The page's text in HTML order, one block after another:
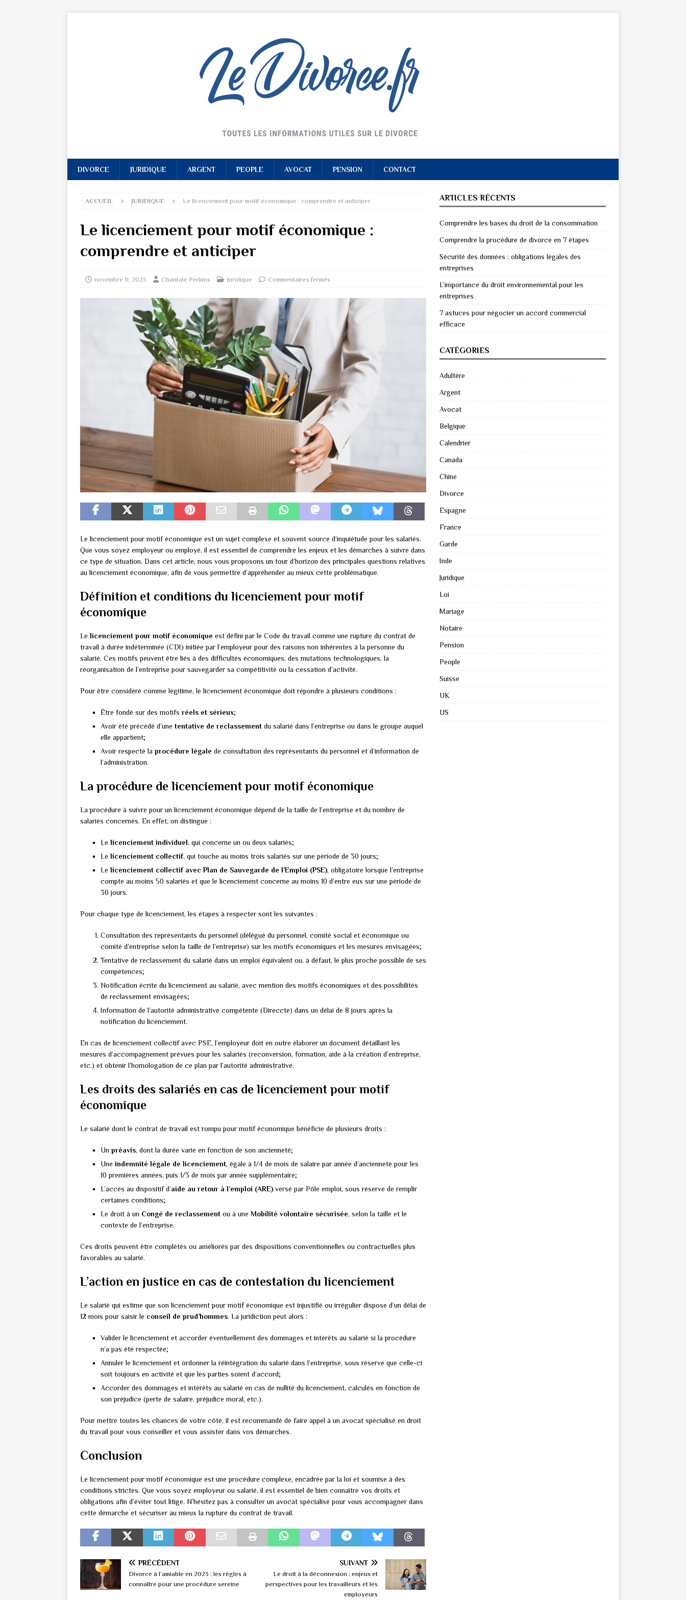
DIVORCE JURIDIQUE ARGENT PEOPLE AVOCAT PENSION CONTACT
ACCUEIL JURIDIQUE Le licenciement pour motif économique : comprendre et anticiper
Le licenciement pour motif économique :
comprendre et anticiper
novembre 11, 2023 Chantale Perkins Juridique Commentaires fermés
Le licenciement pour motif économique est un sujet complexe et souvent source d’inquiétude pour les salariés.
Que vous soyez employeur ou employé, il est essentiel de comprendre les enjeux et les démarches à suivre dans
ce type de situation. Dans cet article, nous vous proposons un tour d’horizon des principales questions relatives
au licenciement économique, afin de vous permettre d’appréhender au mieux cette problématique.
Définition et conditions du licenciement pour motif
économique
Le licenciement pour motif économique est défini par le Code du travail comme une rupture du contrat de
travail à durée indéterminée (CDI) initiée par l’employeur pour des raisons non inhérentes à la personne du
salarié. Ces motifs peuvent être liés à des difficultés économiques, des mutations technologiques, la
réorganisation de l’entreprise pour sauvegarder sa compétitivité ou la cessation d’activité.
Pour être considéré comme légitime, le licenciement économique doit répondre à plusieurs conditions :
Être fondé sur des motifs réels et sérieux;
Avoir été précédé d’une tentative de reclassement du salarié dans l’entreprise ou dans le groupe auquel
elle appartient;
Avoir respecté la procédure légale de consultation des représentants du personnel et d’information de
l’administration.
La procédure de licenciement pour motif économique
La procédure à suivre pour un licenciement économique dépend de la taille de l’entreprise et du nombre de
salariés concernés. En effet, on distingue :
Le licenciement individuel, qui concerne un ou deux salariés;
Le licenciement collectif, qui touche au moins trois salariés sur une période de 30 jours;
Le licenciement collectif avec Plan de Sauvegarde de l’Emploi (PSE), obligatoire lorsque l’entreprise
compte au moins 50 salariés et que le licenciement concerne au moins 10 d’entre eux sur une période de
30 jours.
Pour chaque type de licenciement, les étapes à respecter sont les suivantes :
Consultation des représentants du personnel (délégué du personnel, comité social et économique ou
comité d’entreprise selon la taille de l’entreprise) sur les motifs économiques et les mesures envisagées;
Tentative de reclassement du salarié dans un emploi équivalent ou, à défaut, le plus proche possible de ses
compétences;
Notification écrite du licenciement au salarié, avec mention des motifs économiques et des possibilités
de reclassement envisagées;
Information de l’autorité administrative compétente (Direccte) dans un délai de 8 jours après la
notification du licenciement.
En cas de licenciement collectif avec PSE, l’employeur doit en outre élaborer un document détaillant les
mesures d’accompagnement prévues pour les salariés (reconversion, formation, aide à la création d’entreprise,
etc.) et obtenir l’homologation de ce plan par l’autorité administrative.
Les droits des salariés en cas de licenciement pour motif
économique
Le salarié dont le contrat de travail est rompu pour motif économique bénéficie de plusieurs droits :
Un préavis, dont la durée varie en fonction de son ancienneté;
Une indemnité légale de licenciement, égale à 1/4 de mois de salaire par année d’ancienneté pour les
10 premières années, puis 1/3 de mois par année supplémentaire;
L’accès au dispositif d’aide au retour à l’emploi (ARE) versé par Pôle emploi, sous réserve de remplir
certaines conditions;
Le droit à un Congé de reclassement ou à une Mobilité volontaire sécurisée, selon la taille et le
contexte de l’entreprise.
Ces droits peuvent être complétés ou améliorés par des dispositions conventionnelles ou contractuelles plus
favorables au salarié.
L’action en justice en cas de contestation du licenciement
Le salarié qui estime que son licenciement pour motif économique est injustifié ou irrégulier dispose d’un délai de
12 mois pour saisir le conseil de prud’hommes. La juridiction peut alors :
Valider le licenciement et accorder éventuellement des dommages et intérêts au salarié si la procédure
n’a pas été respectée;
Annuler le licenciement et ordonner la réintégration du salarié dans l’entreprise, sous réserve que celle-ci
soit toujours en activité et que les parties soient d’accord;
Accorder des dommages et intérêts au salarié en cas de nullité du licenciement, calculés en fonction de
son préjudice (perte de salaire, préjudice moral, etc.).
Pour mettre toutes les chances de votre côté, il est recommandé de faire appel à un avocat spécialisé en droit
du travail pour vous conseiller et vous assister dans vos démarches.
Conclusion
Le licenciement pour motif économique est une procédure complexe, encadrée par la loi et soumise à des
conditions strictes. Que vous soyez employeur ou salarié, il est essentiel de bien connaître vos droits et
obligations afin d’éviter tout litige. N’hésitez pas à consulter un avocat spécialisé pour vous accompagner dans
cette démarche et sécuriser au mieux la rupture du contrat de travail.
PRÉCÉDENT
Divorce à l’amiable en 2023 : les règles à
connaître pour une procédure sereine
SUIVANT
Le droit à la déconnexion : enjeux et
perspectives pour les travailleurs et les
employeurs
ARTICLES RÉCENTS
Comprendre les bases du droit de la consommation
Comprendre la procédure de divorce en 7 étapes
Sécurité des données : obligations légales des
entreprises
L’importance du droit environnemental pour les
entreprises
7 astuces pour négocier un accord commercial
efficace
CATÉGORIES
Adultère
Argent
Avocat
Belgique
Calendrier
Canada
Chine
Divorce
Espagne
France
Garde
Inde
Juridique
Loi
Mariage
Notaire
Pension
People
Suisse
UK
US